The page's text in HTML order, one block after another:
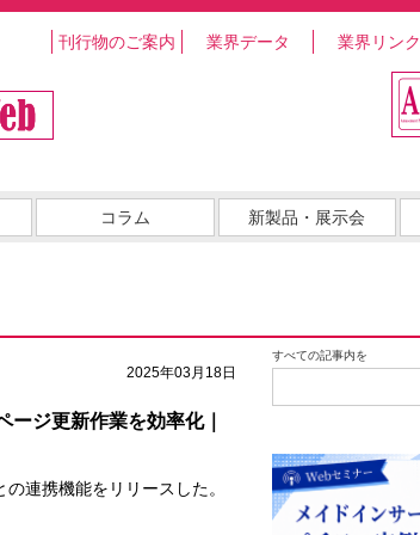
刊行物のご案内 業界データ 業界リンク
コラム 新製品・展示会
すべての記事内を
2025年03月18日
ジ更新作業を効率化｜
連携機能をリリースした。